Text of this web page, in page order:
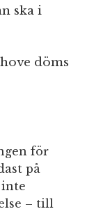
ska i
döms
för
på
– till